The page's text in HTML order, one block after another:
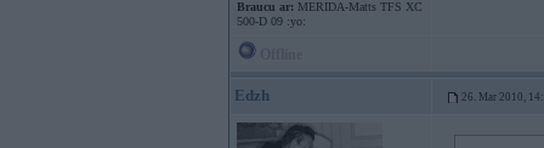
Braucu ar: MERIDA-Matts TFS XC
500-D 09 :yo:
Edzh 26. Mar 2010,